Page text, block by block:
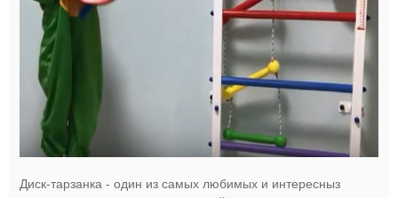
Диск-тарзанка - один из самых любимых и интересныз